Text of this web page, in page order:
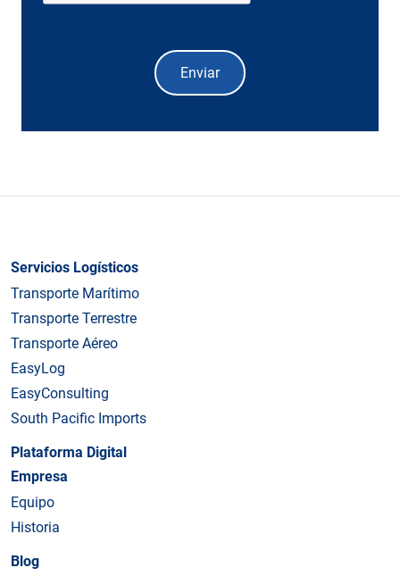
Enviar
Servicios Logísticos
Transporte Marítimo
Transporte Terrestre
Transporte Aéreo
EasyLog
EasyConsulting
South Pacific Imports
Plataforma Digital
Empresa
Equipo
Historia
Blog